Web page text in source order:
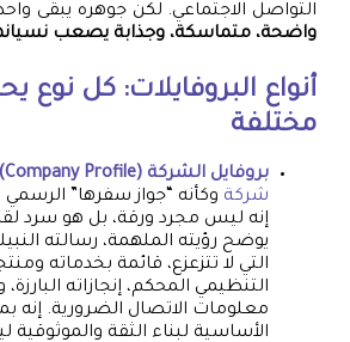
التواصل الاجتماعي. لكن جوهره يبقى
واضحة، متماسكة، وجذابة يصعب
أنواع البروفايلات: كل نوع
مختلفة
بروفايل الشركة (Company Profile)
شركة وكأنه “جواز سفرها” الرسمي
إنه ليس مجرد ورقة، بل هو سرد
يوضح رؤيته الملهمة، رسالته
التي لا تتزعزع، قائمة بخدماته
التنظيمي المحكم، إنجازاته
معلومات الاتصال الضرورية. إنه
الأساسية لبناء الثقة